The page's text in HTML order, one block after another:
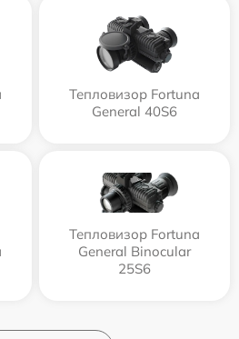
Тепловизор Fortuna
General 40S6
Тепловизор Fortuna
General Binocular
25S6